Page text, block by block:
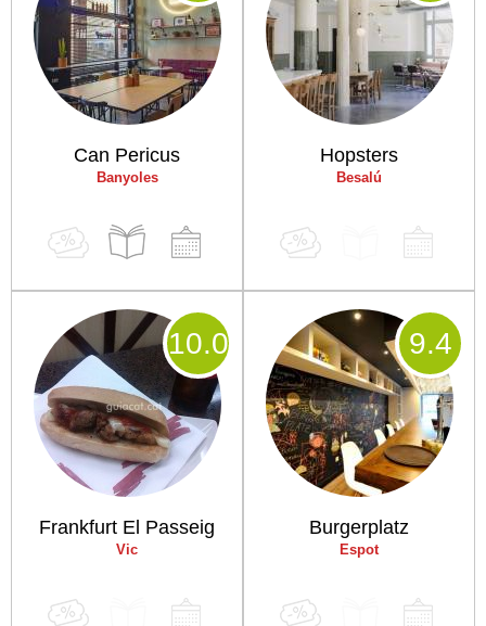
Can Pericus
Banyoles
Hopsters
Besalú
Frankfurt El Passeig
Vic
10.0
Burgerplatz
Espot
9.4